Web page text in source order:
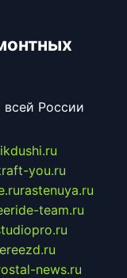
всей России
you.ru
rastenuya.ru
team.ru
news.ru